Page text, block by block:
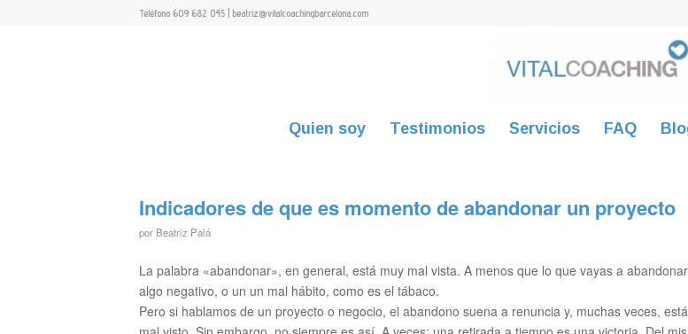
Teléfono 609 682 045 | beatriz@vitalcoachingbarcelona.com
Quien soy Testimonios Servicios FAQ
Indicadores de que es momento de abandonar un proyecto
por Beatriz Palá
La palabra «abandonar», en general, está muy mal vista. A menos que lo que vayas a
algo negativo, o un un mal hábito, como es el tábaco.
Pero si hablamos de un proyecto o negocio, el abandono suena a renuncia y, muchas veces,